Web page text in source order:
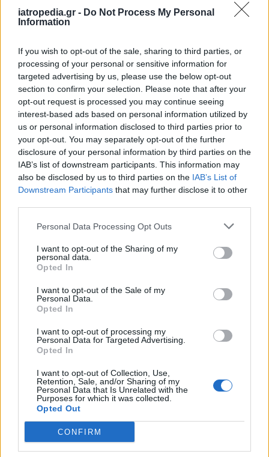
iatropedia.gr - Do Not Process My Personal
Information
If you wish to opt-out of the sale, sharing to third parties, or
processing of your personal or sensitive information for
targeted advertising by us, please use the below opt-out
section to confirm your selection. Please note that after your
opt-out request is processed you may continue seeing
interest-based ads based on personal information utilized by
us or personal information disclosed to third parties prior to
your opt-out. You may separately opt-out of the further
disclosure of your personal information by third parties on the
IAB’s list of downstream participants. This information may
also be disclosed by us to third parties on the IAB’s List of
Downstream Participants that may further disclose it to other
Personal Data Processing Opt Outs
I want to opt-out of the Sharing of my
personal data.
Opted In
I want to opt-out of the Sale of my
Personal Data.
Opted In
I want to opt-out of processing my
Personal Data for Targeted Advertising.
Opted In
I want to opt-out of Collection, Use,
Retention, Sale, and/or Sharing of my
Personal Data that Is Unrelated with the
Purposes for which it was collected.
Opted Out
CONFIRM